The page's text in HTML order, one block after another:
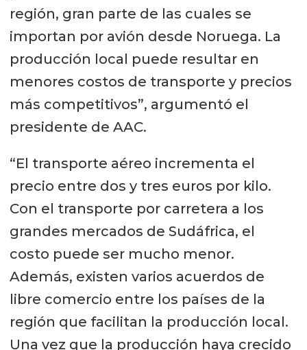
región, gran parte de las cuales se
importan por avión desde Noruega. La
producción local puede resultar en
menores costos de transporte y precios
más competitivos”, argumentó el
presidente de AAC.
“El transporte aéreo incrementa el
precio entre dos y tres euros por kilo.
Con el transporte por carretera a los
grandes mercados de Sudáfrica, el
costo puede ser mucho menor.
Además, existen varios acuerdos de
libre comercio entre los países de la
región que facilitan la producción local.
Una vez que la producción haya crecido